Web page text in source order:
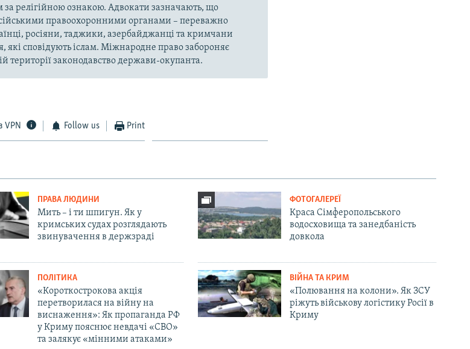
релігійною ознакою. Адвокати зазначають, що
правоохоронними органами – переважно
росіяни, таджики, азербайджанці та кримчани
які сповідують іслам. Міжнародне право забороняє
території законодавство держави-окупанта.
VPN Follow us Print
ПРАВА ЛЮДИНИ
Мить – і ти шпигун. Як у
кримських судах розглядають
звинувачення в держзраді
ФОТОГАЛЕРЕЇ
Краса Сімферопольського
водосховища та занедбаність
довкола
ПОЛІТИКА
«Короткострокова акція
перетворилася на війну на
виснаження»: Як пропаганда РФ
у Криму пояснює невдачі «СВО»
та залякує «мінними атаками»
ВІЙНА ТА КРИМ
«Полювання на колони». Як ЗСУ
ріжуть військову логістику Росії в
Криму